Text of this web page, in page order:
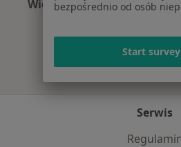
Więcej (15)
Serwis
bezpośrednio od osób
Start survey